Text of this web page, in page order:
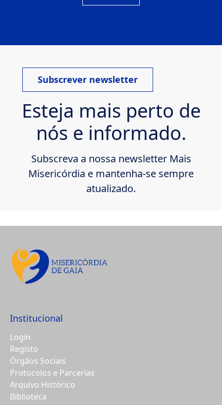
Subscrever newsletter
Esteja mais perto de
nós e informado.
Subscreva a nossa newsletter Mais
Misericórdia e mantenha-se sempre
atualizado.
Institucional
Login
Registo
Órgãos Sociais
Protocolos e Parcerias
Arquivo Histórico
Biblioteca